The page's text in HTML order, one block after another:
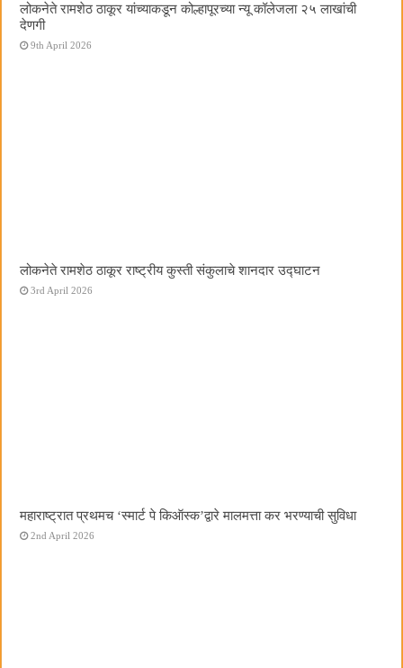
लोकनेते रामशेठ ठाकूर यांच्याकडून कोल्हापूरच्या न्यू कॉलेजला २५ लाखांची
देणगी
9th April 2026
लोकनेते रामशेठ ठाकूर राष्ट्रीय कुस्ती संकुलाचे शानदार उद्घाटन
3rd April 2026
महाराष्ट्रात प्रथमच ‌‘स्मार्ट पे किऑस्क‌’द्वारे मालमत्ता कर भरण्याची सुविधा
2nd April 2026